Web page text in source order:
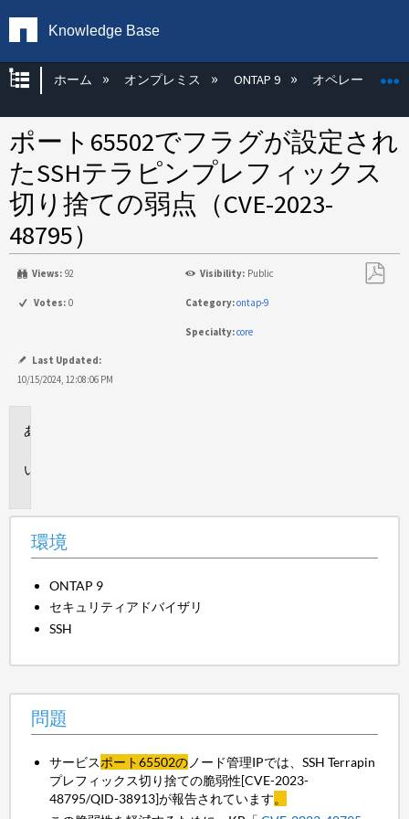
Knowledge Base
グローバル階層を展開/折りたたむ
ホーム オンプレミス ONTAP 9 オペレーティン
ポート65502でフラグが設定され
たSSHテラピンプレフィックス
切り捨ての弱点（CVE-2023-
48795）
Views: 92 Visibility: Public
Votes: 0 Category:ontap-9
Specialty:core
Last Updated:
10/15/2024, 12:08:06 PM
環境
ONTAP 9
セキュリティアドバイザリ
SSH
問題
サービスポート65502の ノード管理IPでは、SSH Terrapin
プレフィックス切り捨ての脆弱性[CVE-2023-
48795/QID-38913]が報告されています。